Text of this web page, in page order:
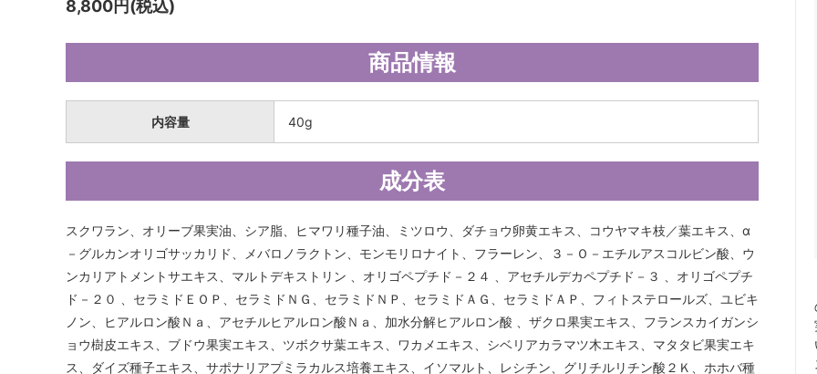
8,800円(税込)
商品情報
内容量 40g
成分表
スクワラン、オリーブ果実油、シア脂、ヒマワリ種子油、ミツロウ、ダチョウ卵黄エキス、コウヤマキ枝／葉エキス、α
－グルカンオリゴサッカリド、メバロノラクトン、モンモリロナイト、フラーレン、３－Ｏ－エチルアスコルビン酸、ウ
ンカリアトメントサエキス、マルトデキストリン 、オリゴペプチド－２４ 、アセチルデカペプチド－３ 、オリゴペプチ
ド－２０ 、セラミドＥＯＰ、セラミドＮＧ、セラミドＮＰ、セラミドＡＧ、セラミドＡＰ、フィトステロールズ、ユビキ
ノン、ヒアルロン酸Ｎａ、アセチルヒアルロン酸Ｎａ、加水分解ヒアルロン酸 、ザクロ果実エキス、フランスカイガンシ
ョウ樹皮エキス、ブドウ果実エキス、ツボクサ葉エキス、ワカメエキス、シベリアカラマツ木エキス、マタタビ果実エキ
ス、ダイズ種子エキス、サポナリアプミラカルス培養エキス、イソマルト、レシチン、グリチルリチン酸２Ｋ、ホホバ種